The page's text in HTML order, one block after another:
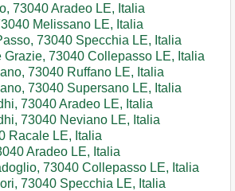
73040 Aradeo LE, Italia
Melissano LE, Italia
73040 Specchia LE, Italia
73040 Collepasso LE, Italia
73040 Ruffano LE, Italia
73040 Supersano LE, Italia
73040 Aradeo LE, Italia
73040 Neviano LE, Italia
Racale LE, Italia
Aradeo LE, Italia
73040 Collepasso LE, Italia
73040 Specchia LE, Italia